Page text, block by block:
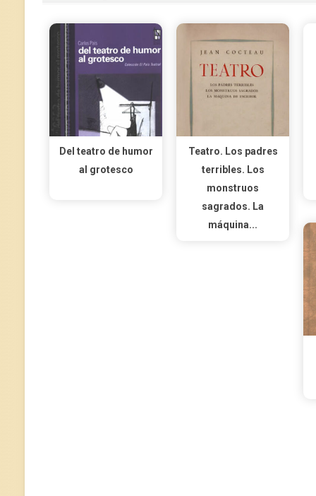
Del teatro de humor
al grotesco
Teatro. Los padres
terribles. Los
monstruos
sagrados. La
máquina...